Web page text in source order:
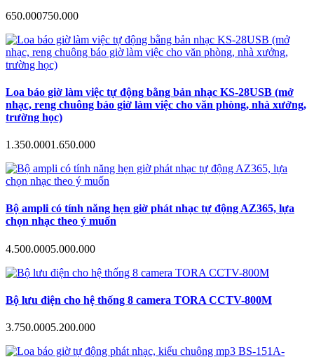
650.000750.000
Loa báo giờ làm việc tự động bằng bản nhạc KS-28USB (mở
nhạc, reng chuông báo giờ làm việc cho văn phòng, nhà xưởng,
trường học)
1.350.0001.650.000
Bộ ampli có tính năng hẹn giờ phát nhạc tự động AZ365, lựa
chọn nhạc theo ý muốn
4.500.0005.000.000
Bộ lưu điện cho hệ thống 8 camera TORA CCTV-800M
3.750.0005.200.000